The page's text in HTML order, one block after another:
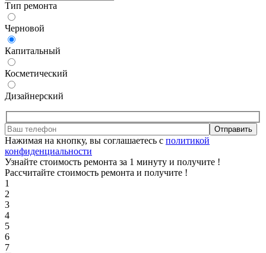
Тип ремонта
Черновой
Капитальный
Косметический
Дизайнерский
Отправить
Нажимая на кнопку, вы соглашаетесь с политикой
конфиденциальности
Узнайте стоимость ремонта за 1 минуту и получите !
Рассчитайте стоимость ремонта и получите !
1
2
3
4
5
6
7